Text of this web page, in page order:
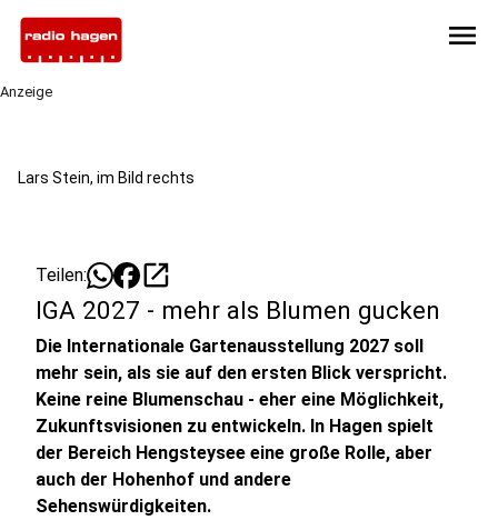
menu
Anzeige
Lars Stein, im Bild rechts
Teilen: open_in_new
IGA 2027 - mehr als Blumen gucken
Die Internationale Gartenausstellung 2027 soll
mehr sein, als sie auf den ersten Blick verspricht.
Keine reine Blumenschau - eher eine Möglichkeit,
Zukunftsvisionen zu entwickeln. In Hagen spielt
der Bereich Hengsteysee eine große Rolle, aber
auch der Hohenhof und andere
Sehenswürdigkeiten.